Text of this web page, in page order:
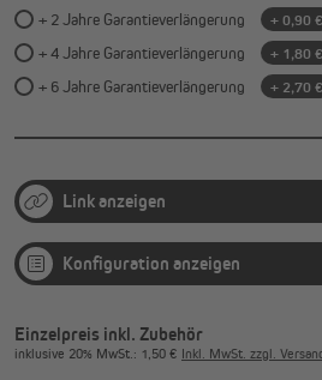
+ 2 Jahre Garantieverlängerung
+ 0,90 €
+ 4 Jahre Garantieverlängerung + 1,80 €
+ 6 Jahre Garantieverlängerung + 2,70 €
Link anzeigen
Konfiguration anzeigen
Einzelpreis inkl. Zubehör
inklusive 20% MwSt.: 1,50 € Inkl. MwSt. zzgl.